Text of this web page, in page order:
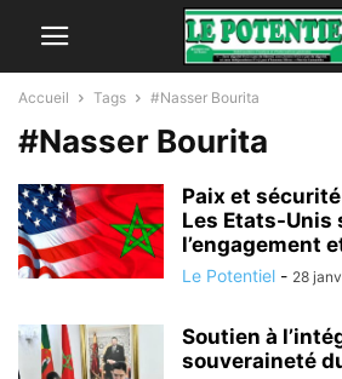
Accueil Tags #Nasser Bourita
#Nasser Bourita
Paix et
Les Etats-Unis
l’engagement
Le Potentiel - 28
Soutien à
souveraineté